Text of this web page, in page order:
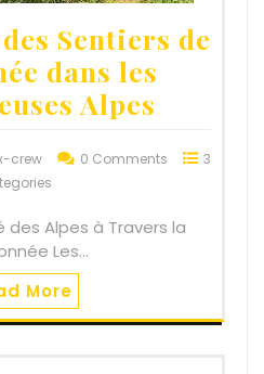
Sentiers de
dans les
Alpes
crew 0 Comments
3
des Alpes à Travers la
Les…
More